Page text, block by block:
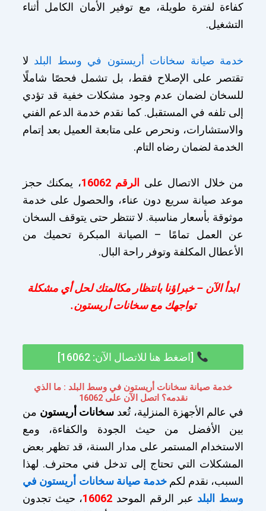
كفاءة لفترة طويلة، مع توفير الأمان الكامل أثناء
التشغيل.
خدمة صيانة سخانات أريستون في وسط البلد لا
تقتصر على الإصلاح فقط، بل تشمل فحصًا شاملًا
للسخان لضمان عدم وجود مشكلات خفية قد تؤدي
إلى تلفه في المستقبل. كما نقدم خدمة الدعم الفني
والاستشارات، ونحرص على متابعة العميل بعد إتمام
الخدمة لضمان رضاه التام.
من خلال الاتصال على الرقم 16062
، يمكنك حجز
موعد صيانة سريع دون عناء، والحصول على خدمة
موثوقة بأسعار مناسبة. لا تنتظر حتى يتوقف السخان
عن العمل تمامًا – الصيانة المبكرة تحميك من
الأعطال المكلفة وتوفر راحة البال.
ابدأ الآن – خبراؤنا بانتظار مكالمتك لحل أي مشكلة
تواجهك مع سخانات أريستون.
[اضغط هنا للاتصال الآن: 16062]
خدمة صيانة سخانات أريستون في وسط البلد : ما الذي
نقدمه؟ اتصل الآن على 16062
في عالم الأجهزة المنزلية، تُعد سخانات أريستون من
بين الأفضل من حيث الجودة والكفاءة، ومع
الاستخدام المستمر على مدار السنة، قد تظهر بعض
المشكلات التي تحتاج إلى تدخل فني محترف. لهذا
السبب، نقدم لكمخدمة صيانة سخانات أريستون في
وسط البلد عبر الرقم الموحد 16062، حيث تجدون